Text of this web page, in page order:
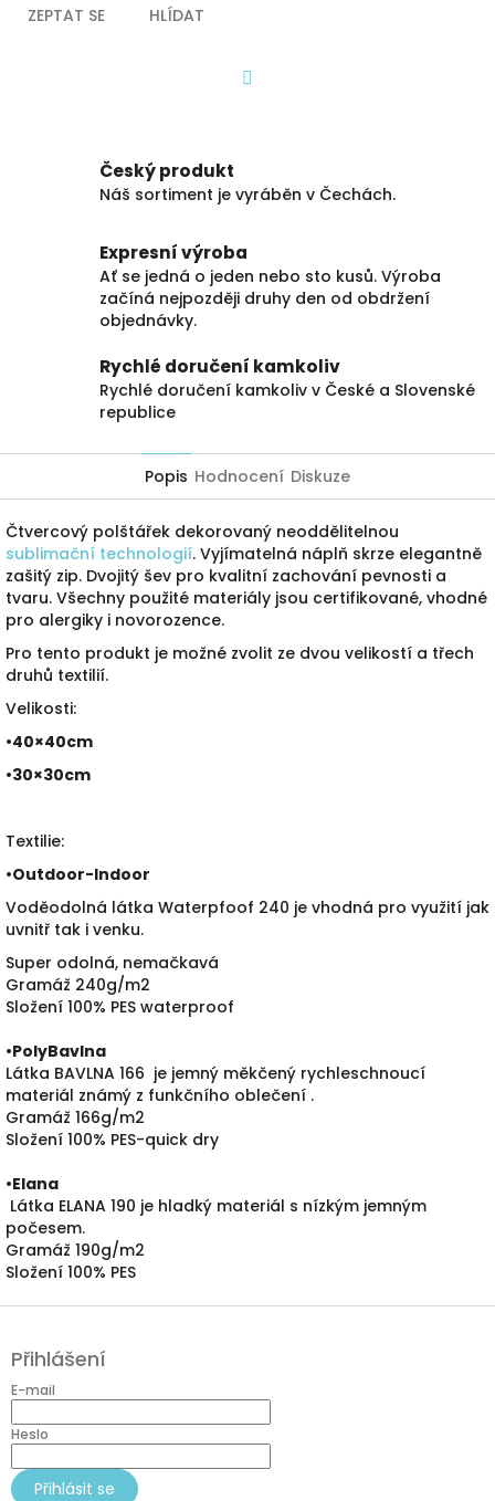
ZEPTAT SE HLÍDAT
Český produkt
Náš sortiment je vyráběn v Čechách.
Expresní výroba
Ať se jedná o jeden nebo sto kusů. Výroba
začíná nejpozději druhy den od obdržení
objednávky.
Rychlé doručení kamkoliv
Rychlé doručení kamkoliv v České a Slovenské
republice
Popis Hodnocení Diskuze
Čtvercový polštářek dekorovaný neoddělitelnou
sublimační technologií. Vyjímatelná náplň skrze elegantně
zašitý zip. Dvojitý šev pro kvalitní zachování pevnosti a
tvaru. Všechny použité materiály jsou certifikované, vhodné
pro alergiky i novorozence.
Pro tento produkt je možné zvolit ze dvou velikostí a třech
druhů textilií.
Velikosti:
•40×40cm
•30×30cm
Textilie:
•Outdoor-Indoor
Voděodolná látka Waterpfoof 240 je vhodná pro využití jak
uvnitř tak i venku.
Super odolná, nemačkavá
Gramáž 240g/m2
Složení 100% PES waterproof
•PolyBavlna
Látka BAVLNA 166 je jemný měkčený rychleschnoucí
materiál známý z funkčního oblečení .
Gramáž 166g/m2
Složení 100% PES-quick dry
•Elana
Látka ELANA 190 je hladký materiál s nízkým jemným
počesem.
Gramáž 190g/m2
Složení 100% PES
Z
p
a
Přihlášení
E-mail
Heslo
Přihlásit se